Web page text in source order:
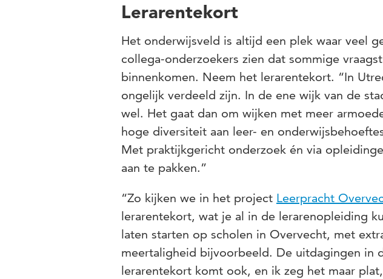
Lerarentekort
Het onderwijsveld is altijd een plek waar veel
collega-onderzoekers zien dat sommige
binnenkomen. Neem het lerarentekort. “In
ongelijk verdeeld zijn. In de ene wijk van de
wel. Het gaat dan om wijken met meer
hoge diversiteit aan leer- en
Met praktijkgericht onderzoek én via
aan te pakken.”
“Zo kijken we in het project Leerpracht
lerarentekort, wat je al in de lerarenopleiding
laten starten op scholen in Overvecht, met
meertaligheid bijvoorbeeld. De uitdagingen in
lerarentekort komt ook, en ik zeg het maar